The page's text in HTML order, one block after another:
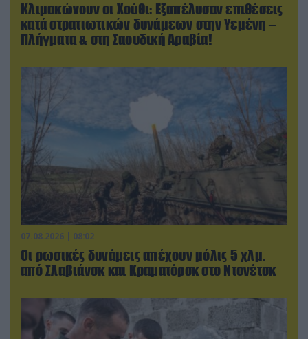
Κλιμακώνουν οι Χούθι: Eξαπέλυσαν επιθέσεις
κατά στρατιωτικών δυνάμεων στην Υεμένη –
Πλήγματα & στη Σαουδική Αραβία!
07.08.2026 | 08:02
Οι ρωσικές δυνάμεις απέχουν μόλις 5 χλμ.
από Σλαβιάνσκ και Κραματόρσκ στο Ντονέτσκ